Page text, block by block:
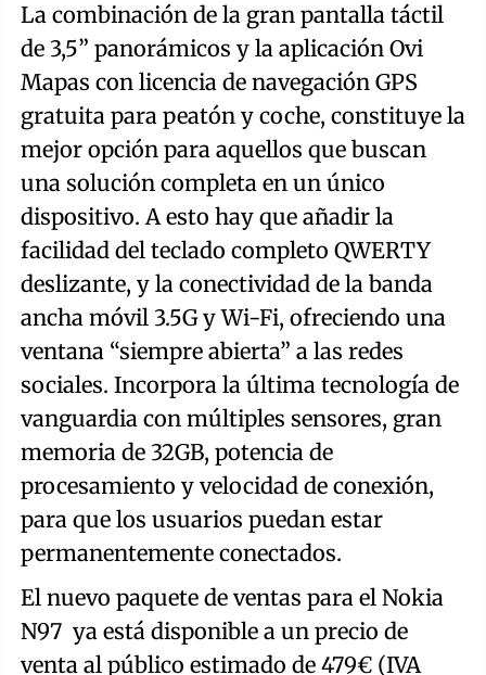
La combinación de la gran pantalla táctil
de 3,5” panorámicos y la aplicación Ovi
Mapas con licencia de navegación GPS
gratuita para peatón y coche, constituye la
mejor opción para aquellos que buscan
una solución completa en un único
dispositivo. A esto hay que añadir la
facilidad del teclado completo QWERTY
deslizante, y la conectividad de la banda
ancha móvil 3.5G y Wi-Fi, ofreciendo una
ventana “siempre abierta” a las redes
sociales. Incorpora la última tecnología de
vanguardia con múltiples sensores, gran
memoria de 32GB, potencia de
procesamiento y velocidad de conexión,
para que los usuarios puedan estar
permanentemente conectados.
El nuevo paquete de ventas para el Nokia
N97 ya está disponible a un precio de
venta al público estimado de 479€ (IVA